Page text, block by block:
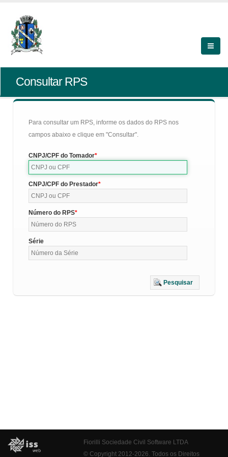
Consultar RPS
Para consultar um RPS, informe os dados do RPS nos
campos abaixo e clique em "Consultar".
CNPJ/CPF do Tomador
CNPJ/CPF do Prestador
Número do RPS
Série
Pesquisar
Fiorilli Sociedade Civil Software LTDA
© Copyright 2012-2026. Todos os Direitos